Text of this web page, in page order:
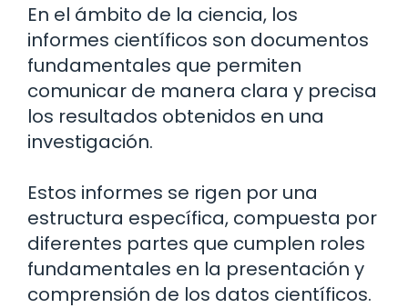
En el ámbito de la ciencia, los
informes científicos son documentos
fundamentales que permiten
comunicar de manera clara y precisa
los resultados obtenidos en una
investigación.
Estos informes se rigen por una
estructura específica, compuesta por
diferentes partes que cumplen roles
fundamentales en la presentación y
comprensión de los datos científicos.